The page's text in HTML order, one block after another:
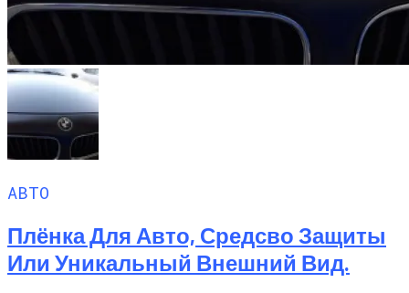
АВТО
Плёнка Для Авто, Средсво Защиты
Или Уникальный Внешний Вид.